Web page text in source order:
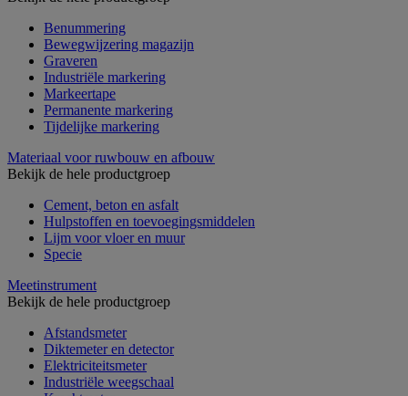
Benummering
Bewegwijzering magazijn
Graveren
Industriële markering
Markeertape
Permanente markering
Tijdelijke markering
Materiaal voor ruwbouw en afbouw
Bekijk de hele productgroep
Cement, beton en asfalt
Hulpstoffen en toevoegingsmiddelen
Lijm voor vloer en muur
Specie
Meetinstrument
Bekijk de hele productgroep
Afstandsmeter
Diktemeter en detector
Elektriciteitsmeter
Industriële weegschaal